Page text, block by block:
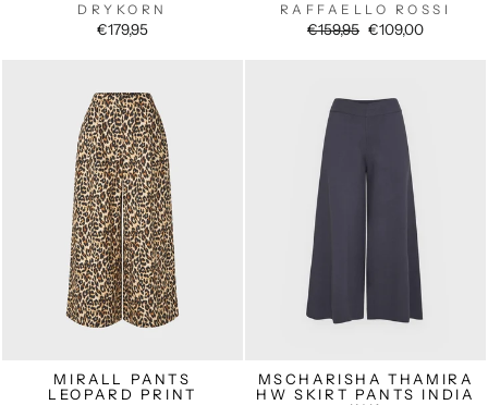
DRYKORN
€179,95
RAFFAELLO ROSSI
Normaler
€159,95 Sonderpreis
€109,00
MIRALL PANTS
LEOPARD PRINT
MSCHARISHA THAMIRA
HW SKIRT PANTS INDIA